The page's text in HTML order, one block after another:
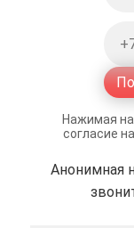
Нажимая на
согласие на
Анонимная